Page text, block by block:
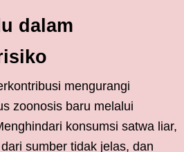
dalam
mengurangi
zoonosis baru melalui
konsumsi satwa liar,
sumber tidak jelas, dan